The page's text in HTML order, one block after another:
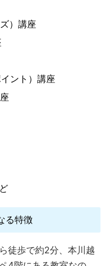
）講座
ント）講座
る特徴
徒歩で約2分、本川越